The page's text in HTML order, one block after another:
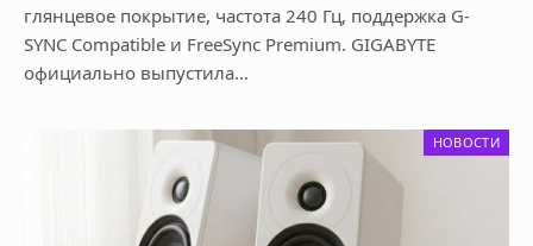
глянцевое покрытие, частота 240 Гц, поддержка G-
SYNC Compatible и FreeSync Premium. GIGABYTE
официально выпустила…
НОВОСТИ